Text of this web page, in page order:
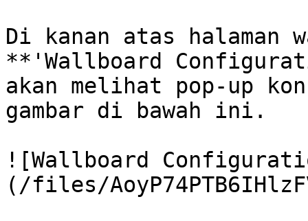
Di kanan atas
**'Wallboard
akan melihat pop-up
gambar di bawah ini.
![Wallboard
(/files/